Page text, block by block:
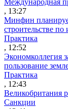
, 13:27
Минфин
строительстве по
Практика
, 12:52
Экономколлегия
пользование
Практика
, 12:43
Великобритания
Санкции